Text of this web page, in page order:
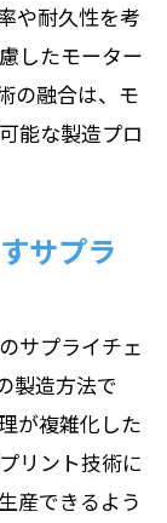
や耐久性を考
したモーター
の融合は、モ
能な製造プロ
サプラ
サプライチェ
製造方法で
が複雑化した
リント技術に
産できるよう